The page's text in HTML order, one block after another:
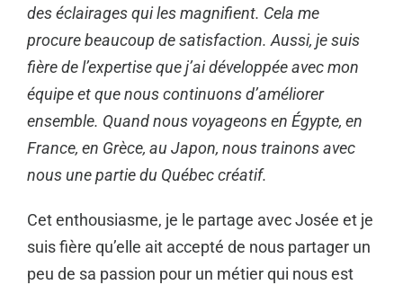
des éclairages qui les magnifient. Cela me
procure beaucoup de satisfaction. Aussi, je suis
fière de l’expertise que j’ai développée avec mon
équipe et que nous continuons d’améliorer
ensemble. Quand nous voyageons en Égypte, en
France, en Grèce, au Japon, nous trainons avec
nous une partie du Québec créatif.
Cet enthousiasme, je le partage avec Josée et je
suis fière qu’elle ait accepté de nous partager un
peu de sa passion pour un métier qui nous est